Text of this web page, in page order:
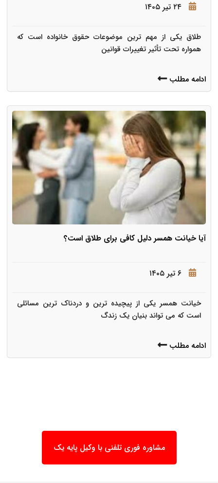
۲۴ تیر ۱۴۰۵
طلاق یکی از مهم ترین موضوعات حقوق خانواده است که
همواره تحت تأثیر تغییرات قوانین
ادامه مطلب
آیا خیانت همسر دلیل کافی برای طلاق است؟
۶ تیر ۱۴۰۵
خیانت همسر یکی از پیچیده ترین و دردناک ترین مسائلی
است که می تواند بنیان یک زندگ
ادامه مطلب
مشاوره فوری تلفنی با وکیل پایه یک